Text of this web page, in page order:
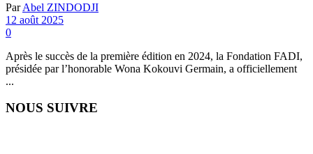
Par Abel ZINDODJI
12 août 2025
0
Après le succès de la première édition en 2024, la Fondation FADI,
présidée par l’honorable Wona Kokouvi Germain, a officiellement
...
NOUS SUIVRE